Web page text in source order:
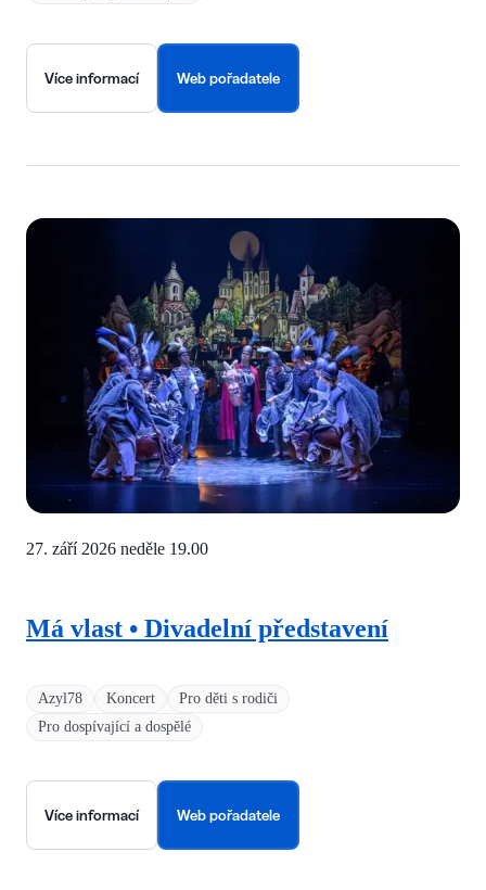
Více informací Web pořadatele
Azyl78 Koncert
Pro děti s rodiči
Pro dospívající a dospělé
Má vlast • Divadelní představení
27. září 2026 neděle 19.00
Více informací Web pořadatele